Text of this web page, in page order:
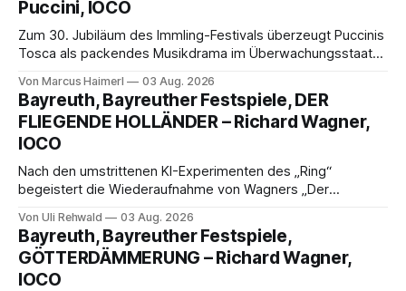
Daniil
Puccini, IOCO
Zum 30. Jubiläum des Immling-Festivals überzeugt Puccinis
Tosca als packendes Musikdrama im Überwachungsstaat
spannend und werkgetreu, getragen von starken Solisten,
eindrucksvollen Projektionen und einer klangvollen
musikalischen Leitung.
Von Marcus Haimerl 03 Aug. 2026
Bayreuth, Bayreuther Festspiele, DER
FLIEGENDE HOLLÄNDER – Richard Wagner,
IOCO
Nach den umstrittenen KI-Experimenten des „Ring“
begeistert die Wiederaufnahme von Wagners „Der
Musik und einem neuen Traumpaar: Elisabeth Teige und
Nicholas Brownlee sorgen für einen der Höhepunkte der
Bayreuther Festspiele 2026.
Von Uli Rehwald 03 Aug. 2026
Bayreuth, Bayreuther Festspiele,
GÖTTERDÄMMERUNG – Richard Wagner,
IOCO